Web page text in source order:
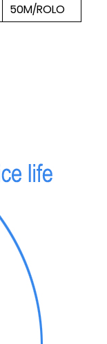
50M/ROLO